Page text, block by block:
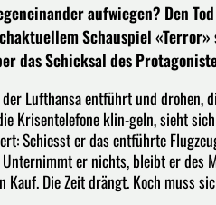
aufwiegen? Den
Schauspiel
das Schicksal des
Lufthansa entführt und drohen,
Krisentelefone klin-geln, sieht
Schiesst er das entführte
er nichts, bleibt er
Kauf. Die Zeit drängt. Koch muss